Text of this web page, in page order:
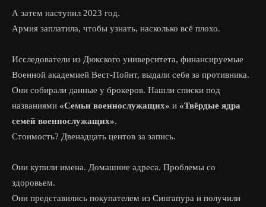
А затем наступил 2023 год.
Армия заплатила, чтобы узнать, насколько всё плохо.
Исследователи из Дюкского университета, финансируемые
Военной академией Вест-Пойнт, выдали себя за противника.
Они собирали данные у брокеров. Нашли списки под
названиями «Семьи военнослужащих» и «Твёрдые ядра
семей военнослужащих».
Стоимость? Двенадцать центов за запись.
Они купили имена. Домашние адреса. Проблемы со
здоровьем.
Они представились покупателем из Сингапура и получили